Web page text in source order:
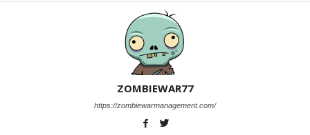
ZOMBIEWAR77
https://zombiewarmanagement.com/